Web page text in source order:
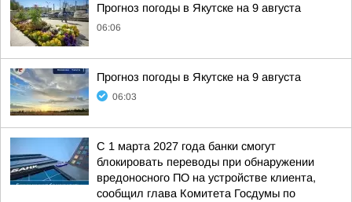
Прогноз погоды в Якутске на 9 августа
06:06
Прогноз погоды в Якутске на 9 августа
06:03
С 1 марта 2027 года банки смогут
блокировать переводы при обнаружении
вредоносного ПО на устройстве клиента,
сообщил глава Комитета Госдумы по